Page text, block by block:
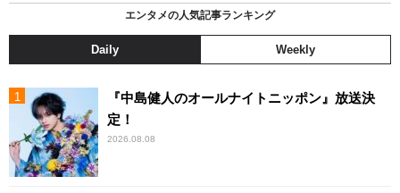
エンタメの人気記事ランキング
Daily Weekly
『中島健人のオールナイトニッポン』放送決
定！
2026.08.08